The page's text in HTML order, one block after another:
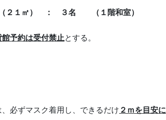
㎡） ： ３名 （１階和室）
予約は受付禁止とする。
必ずマスク着用し、できるだけ ２ｍを目安に